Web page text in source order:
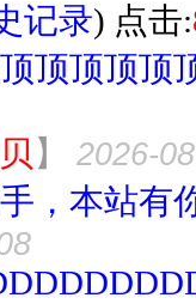
记录) 点击:
顶顶顶顶
】 2026-
，本站有